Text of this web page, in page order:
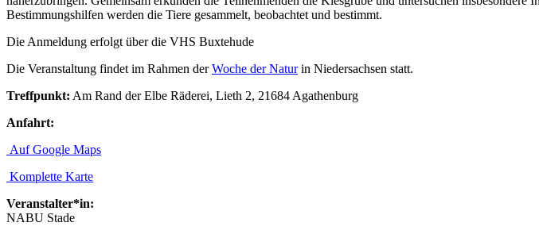
Bestimmungshilfen werden die Tiere gesammelt, beobachtet und bestimmt.
Die Anmeldung erfolgt über die VHS Buxtehude
Die Veranstaltung findet im Rahmen derWoche der Naturin Niedersachsen statt.
Treffpunkt: Am Rand der Elbe Räderei, Lieth 2, 21684 Agathenburg
Anfahrt:
Auf Google Maps
Komplette Karte
Veranstalter*in:
NABU Stade